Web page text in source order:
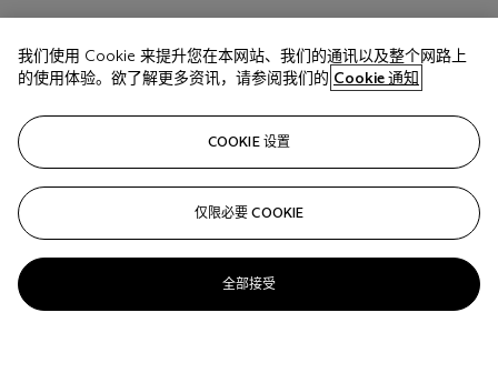
拍品 27
我们使用 Cookie 来提升您在本网站、我们的通讯以及整个网路上
的使用体验。欲了解更多资讯，请参阅我们的 Cookie 通知
COOKIE 设置
仅限必要 COOKIE
全部接受